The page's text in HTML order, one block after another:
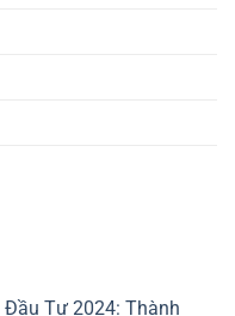
Tư 2024: Thành